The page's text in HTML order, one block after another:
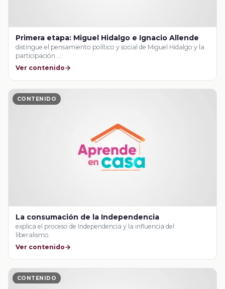
Primera etapa: Miguel Hidalgo e Ignacio Allende
distingue el pensamiento político y social de Miguel Hidalgo y la
participación …
Ver contenido
CONTENIDO
La consumación de la Independencia
explica el proceso de Independencia y la influencia del
liberalismo.
Ver contenido
CONTENIDO